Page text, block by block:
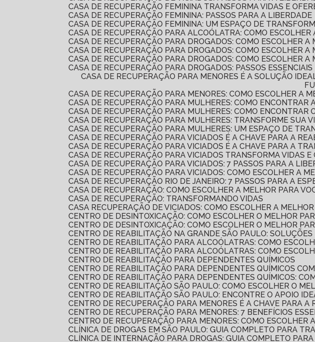
CASA DE RECUPERAÇÃO FEMININA TRANSFORMA VIDAS E
CASA DE RECUPERAÇÃO FEMININA: PASSOS PARA A LIBERDADE
CASA DE RECUPERAÇÃO FEMININA: UM ESPAÇO DE
CASA DE RECUPERAÇÃO PARA ALCOÓLATRA: COMO
CASA DE RECUPERAÇÃO PARA DROGADOS: COMO ESCOLHER
CASA DE RECUPERAÇÃO PARA DROGADOS: COMO ESCOLHER
CASA DE RECUPERAÇÃO PARA DROGADOS: COMO ESCOLHER
CASA DE RECUPERAÇÃO PARA DROGADOS: PASSOS ESSENCIAIS
CASA DE RECUPERAÇÃO PARA MENORES É A SOLUÇÃO IDEAL PARA REABILITAÇÃO E REINTEGRAÇÃO SOCIAL. DESCUBRA COMO
CASA DE RECUPERAÇÃO PARA MENORES: COMO ESCOLHER
CASA DE RECUPERAÇÃO PARA MULHERES: COMO
CASA DE RECUPERAÇÃO PARA MULHERES: COMO
CASA DE RECUPERAÇÃO PARA MULHERES: TRANSFORME SUA
CASA DE RECUPERAÇÃO PARA MULHERES: UM ESPAÇO DE
CASA DE RECUPERAÇÃO PARA VICIADOS É A CHAVE PARA A
CASA DE RECUPERAÇÃO PARA VICIADOS É A CHAVE PARA A
CASA DE RECUPERAÇÃO PARA VICIADOS TRANSFORMA
CASA DE RECUPERAÇÃO PARA VICIADOS: 7 PASSOS PARA A
CASA DE RECUPERAÇÃO PARA VICIADOS: COMO ESCOLHER A
CASA DE RECUPERAÇÃO RIO DE JANEIRO: 7 PASSOS PARA A
CASA DE RECUPERAÇÃO: COMO ESCOLHER A MELHOR PARA
CASA DE RECUPERAÇÃO: TRANSFORMANDO VIDAS
CASA RECUPERAÇÃO DE VICIADOS: COMO ESCOLHER A
CENTRO DE DESINTOXICAÇÃO: COMO ESCOLHER O MELHOR
CENTRO DE DESINTOXICAÇÃO: COMO ESCOLHER O MELHOR
CENTRO DE REABILITAÇÃO NA GRANDE SÃO PAULO:
CENTRO DE REABILITAÇÃO PARA ALCOÓLATRAS: COMO
CENTRO DE REABILITAÇÃO PARA ALCOÓLATRAS: COMO
CENTRO DE REABILITAÇÃO PARA DEPENDENTES QUÍMICOS
CENTRO DE REABILITAÇÃO PARA DEPENDENTES QUÍMICOS
CENTRO DE REABILITAÇÃO PARA DEPENDENTES QUÍMICOS:
CENTRO DE REABILITAÇÃO SÃO PAULO: COMO ESCOLHER O
CENTRO DE REABILITAÇÃO SÃO PAULO: ENCONTRE O APOIO
CENTRO DE RECUPERAÇÃO PARA MENORES É A CHAVE PARA
CENTRO DE RECUPERAÇÃO PARA MENORES: 7 BENEFÍCIOS
CENTRO DE RECUPERAÇÃO PARA MENORES: COMO
CLÍNICA DE DROGAS EM SÃO PAULO: GUIA COMPLETO PARA
CLÍNICA DE INTERNAÇÃO PARA DROGAS: GUIA COMPLETO